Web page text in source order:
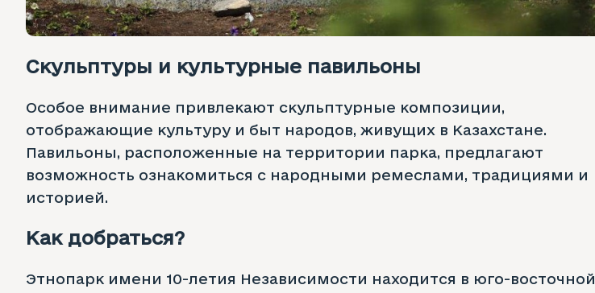
Скульптуры и культурные павильоны
Особое внимание привлекают скульптурные композиции,
отображающие культуру и быт народов, живущих в Казахстане.
Павильоны, расположенные на территории парка, предлагают
возможность ознакомиться с народными ремеслами, традициями и
историей.
Как добраться?
Этнопарк имени 10-летия Независимости находится в юго-восточной